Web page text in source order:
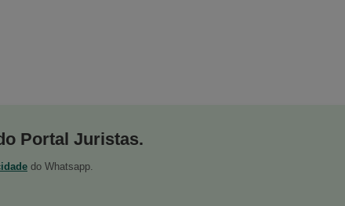
Portal Juristas.
do Whatsapp.